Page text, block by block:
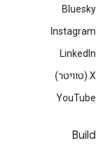
Bluesky
Instagram
LinkedIn
‫X (טוויטר)
YouTube
Build